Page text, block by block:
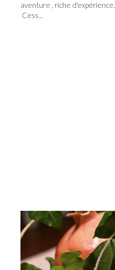
aventure , riche d'expérience.
Cess...